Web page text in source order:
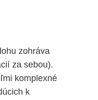
zohráva
za sebou).
komplexné
k